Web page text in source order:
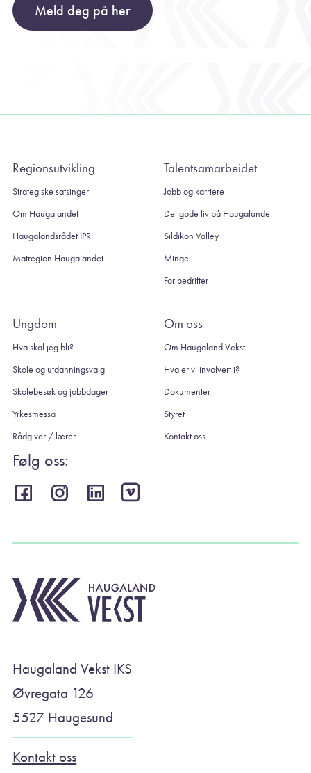
Meld deg på her
Regionsutvikling
Strategiske satsinger
Om Haugalandet
Haugalandsrådet IPR
Matregion Haugalandet
Talentsamarbeidet
Jobb og karriere
Det gode liv på Haugalandet
Sildikon Valley
Mingel
For bedrifter
Ungdom
Hva skal jeg bli?
Skole og utdanningsvalg
Skolebesøk og jobbdager
Yrkesmessa
Rådgiver / lærer
Om oss
Om Haugaland Vekst
Hva er vi involvert i?
Dokumenter
Styret
Kontakt oss
Følg oss:
Haugaland Vekst IKS
Øvregata 126
5527 Haugesund
Kontakt oss